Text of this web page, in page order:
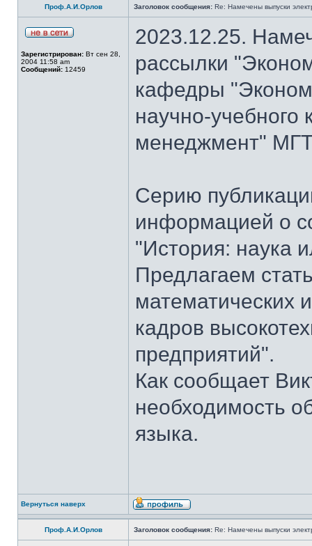
Проф.А.И.Орлов Заголовок сообщения: Re: Намечены выпуски
Зарегистрирован: Вт сен 28,
2004 11:58 am
Сообщений: 12459
2023.12.25.
рассылки
кафедры
научно-
менеджмент"
Серию
информацией о
"История: наука
Предлагаем
математических
кадров
предприятий".
Как сообщает
необходимость
языка.
Вернуться наверх
Проф.А.И.Орлов Заголовок сообщения: Re: Намечены выпуски